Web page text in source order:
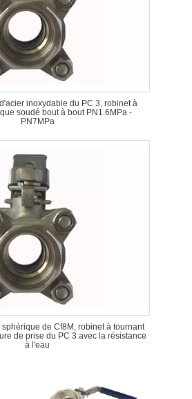
inoxydable du PC 3, robinet à
soudé bout à bout PN1.6MPa -
PN7MPa
de Cf8M, robinet à tournant
de prise du PC 3 avec la résistance
à l'eau